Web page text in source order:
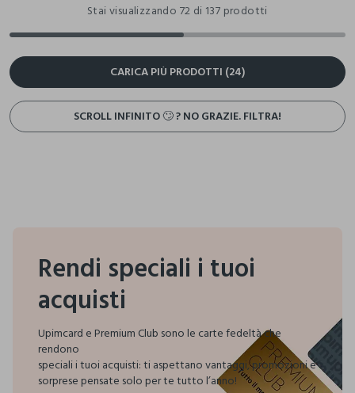
Stai visualizzando 72 di 137 prodotti
CARICA PIÙ PRODOTTI (24)
SCROLL INFINITO 🙄 ? NO GRAZIE. FILTRA!
Rendi speciali i tuoi
acquisti
Upimcard e Premium Club sono le carte fedeltà che
rendono
speciali i tuoi acquisti:ti aspettano vantaggi, promozioni e
sorprese pensate solo per te tutto l’anno!